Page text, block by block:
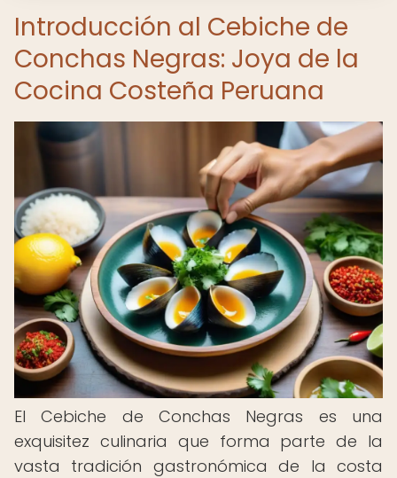
Introducción al Cebiche de
Conchas Negras: Joya de la
Cocina Costeña Peruana
El Cebiche de Conchas Negras es una
exquisitez culinaria que forma parte de la
vasta tradición gastronómica de la costa